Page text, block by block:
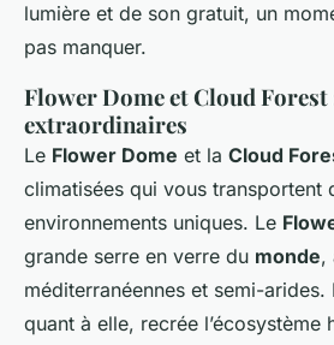
lumière et de son gratuit, un
pas manquer.
Flower Dome et Cloud Forest
extraordinaires
Le Flower Dome et la Cloud
climatisées qui vous transportent
environnements uniques. Le
grande serre en verre du monde,
méditerranéennes et semi-arides.
quant à elle, recrée l’écosystème